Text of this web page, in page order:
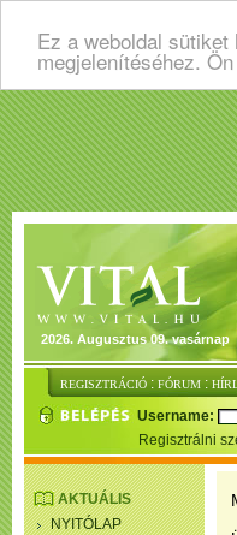
Ez a weboldal
megjelenítéséhez.
2026. Augusztus 09. vasárnap
REGISZTRÁCIÓ : FÓRUM :
Username:
Regisztrálni
AKTUÁLIS
NYITÓLAP